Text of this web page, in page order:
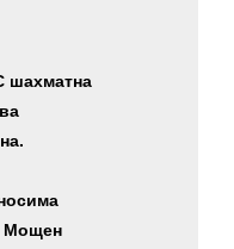
шахматна
Мощен